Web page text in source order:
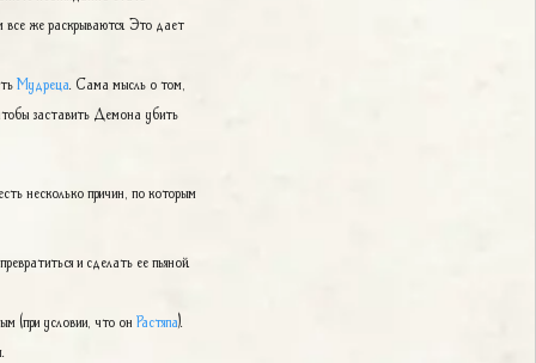
все же раскрываются. Это дает
Мудреца . Сама мысль о том,
заставить Демона убить
несколько причин, по которым
и сделать ее пьяной.
(при условии, что онРастяпа).